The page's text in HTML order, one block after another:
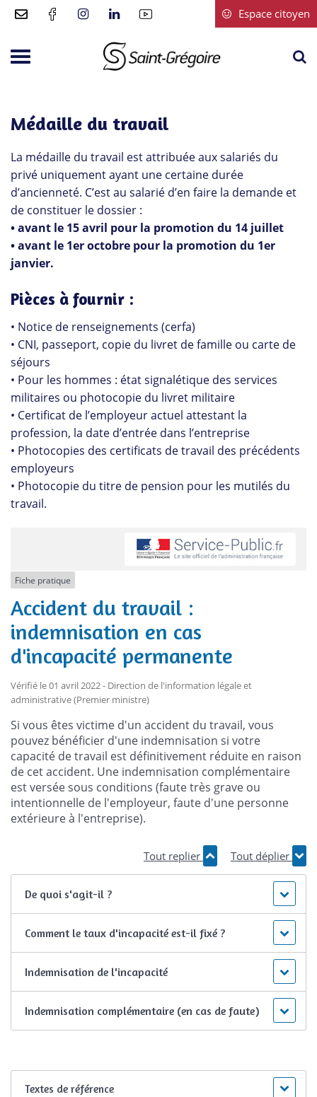
Gestion des traceurs
Espace citoyen
Aller
Médaille du travail
La médaille du travail est attribuée aux salariés du
privé uniquement ayant une certaine durée
d’ancienneté. C’est au salarié d’en faire la demande et
de constituer le dossier :
• avant le 15 avril pour la promotion du 14 juillet
• avant le 1er octobre pour la promotion du 1er
janvier.
Pièces à fournir :
• Notice de renseignements (cerfa)
• CNI, passeport, copie du livret de famille ou carte de
séjours
• Pour les hommes : état signalétique des services
militaires ou photocopie du livret militaire
• Certificat de l’employeur actuel attestant la
profession, la date d’entrée dans l’entreprise
• Photocopies des certificats de travail des précédents
employeurs
• Photocopie du titre de pension pour les mutilés du
travail.
Fiche pratique
Accident du travail :
indemnisation en cas
d'incapacité permanente
Vérifié le 01 avril 2022 - Direction de l'information légale et
administrative (Premier ministre)
Si vous êtes victime d'un accident du travail, vous
pouvez bénéficier d'une indemnisation si votre
capacité de travail est définitivement réduite en raison
de cet accident. Une indemnisation complémentaire
est versée sous conditions (faute très grave ou
intentionnelle de l'employeur, faute d'une personne
extérieure à l'entreprise).
Tout replier Tout déplier
De quoi s'agit-il ?
Comment le taux d'incapacité est-il fixé ?
Indemnisation de l'incapacité
Indemnisation complémentaire (en cas de faute)
Textes de référence